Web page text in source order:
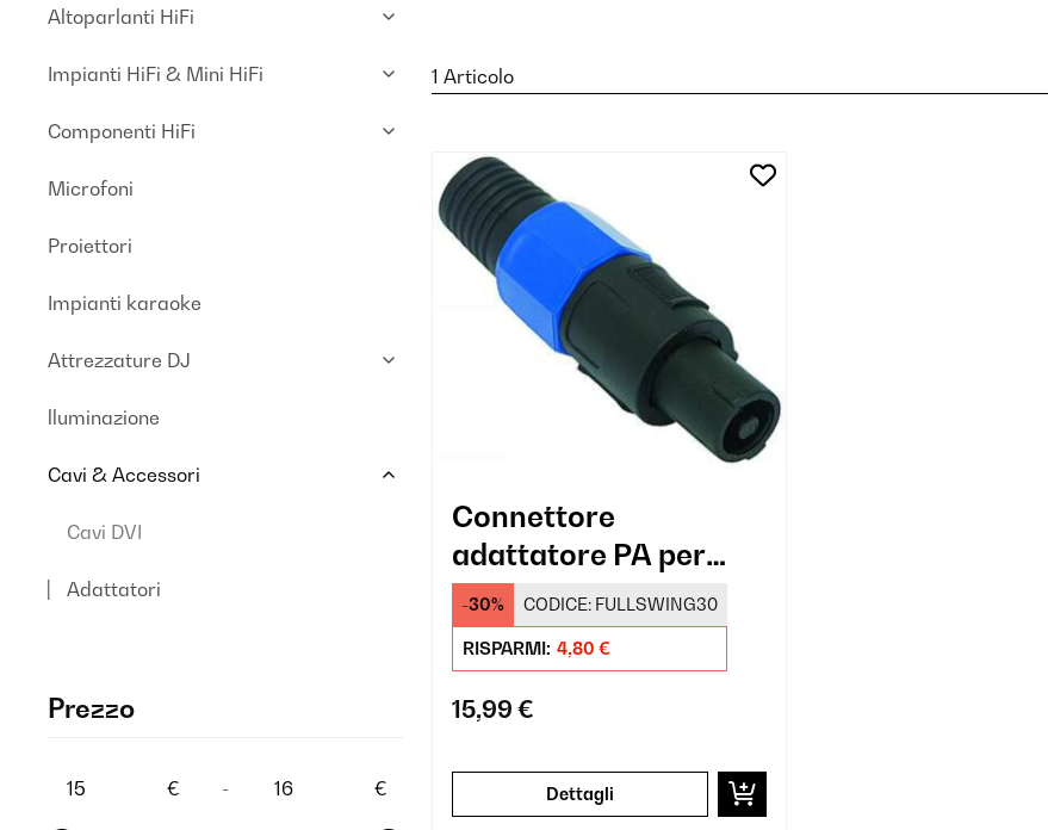
Altoparlanti HiFi
Impianti HiFi & Mini HiFi
Componenti HiFi
Microfoni
Proiettori
Impianti karaoke
Attrezzature DJ
lluminazione
Cavi & Accessori
Cavi DVI
Adattatori
Prezzo
€ - €
1 Articolo
Connettore
adattatore PA per
altoparlanti
-30% CODICE: FULLSWING30
RISPARMI: 4,80 €
15,99 €
Dettagli